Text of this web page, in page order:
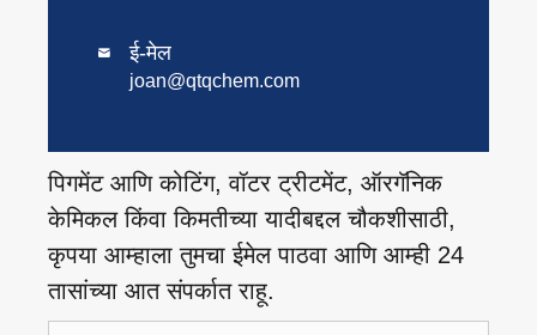
 ई-मेल
joan@qtqchem.com
पिगमेंट आणि कोटिंग, वॉटर ट्रीटमेंट, ऑरगॅनिक
केमिकल किंवा किमतीच्या यादीबद्दल चौकशीसाठी,
कृपया आम्हाला तुमचा ईमेल पाठवा आणि आम्ही 24
तासांच्या आत संपर्कात राहू.